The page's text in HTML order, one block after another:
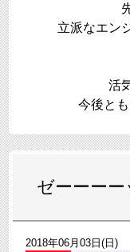
立派なエン
活
今後と
ゼーーーー
2018年06月03日(日)